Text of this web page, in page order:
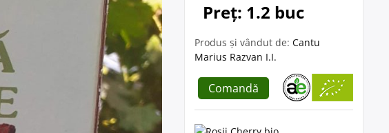
Preț: 1.2 buc
Produs și vândut de: Cantu
Marius Razvan I.I.
Comandă